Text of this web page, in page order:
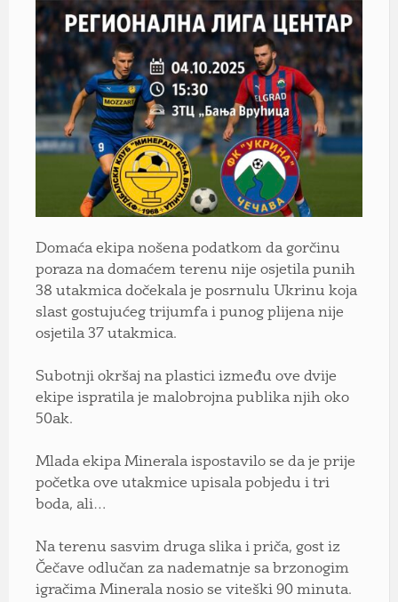
Domaća ekipa nošena podatkom da gorčinu
poraza na domaćem terenu nije osjetila punih
38 utakmica dočekala je posrnulu Ukrinu koja
slast gostujućeg trijumfa i punog plijena nije
osjetila 37 utakmica.
Subotnji okršaj na plastici između ove dvije
ekipe ispratila je malobrojna publika njih oko
50ak.
Mlada ekipa Minerala ispostavilo se da je prije
početka ove utakmice upisala pobjedu i tri
boda, ali…
Na terenu sasvim druga slika i priča, gost iz
Čečave odlučan za nadematnje sa brzonogim
igračima Minerala nosio se viteški 90 minuta.